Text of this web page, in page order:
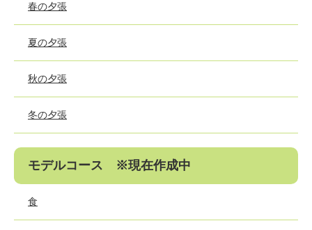
春の夕張
夏の夕張
秋の夕張
冬の夕張
モデルコース ※現在作成中
食